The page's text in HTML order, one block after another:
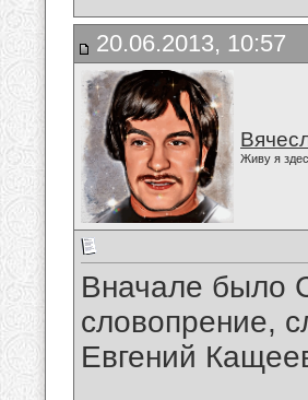
20.06.2013, 10:57
Живу я
Вначале было
словопрение,
Евгений